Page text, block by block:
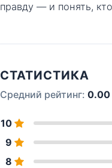
правду — и понять,
СТАТИСТИКА
Средний рейтинг: 0.00
10
9
8